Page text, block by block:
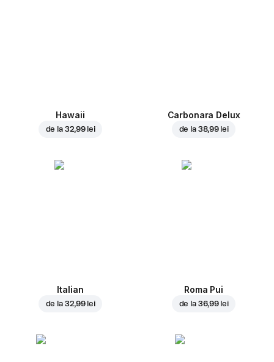
Hawaii
de la 32,99 lei
Carbonara Delux
de la 38,99 lei
Italian
de la 32,99 lei
Roma Pui
de la 36,99 lei